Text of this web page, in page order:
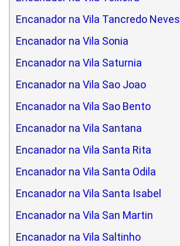
Encanador na Vila Tancredo Neves
Encanador na Vila Sonia
Encanador na Vila Saturnia
Encanador na Vila Sao Joao
Encanador na Vila Sao Bento
Encanador na Vila Santana
Encanador na Vila Santa Rita
Encanador na Vila Santa Odila
Encanador na Vila Santa Isabel
Encanador na Vila San Martin
Encanador na Vila Saltinho